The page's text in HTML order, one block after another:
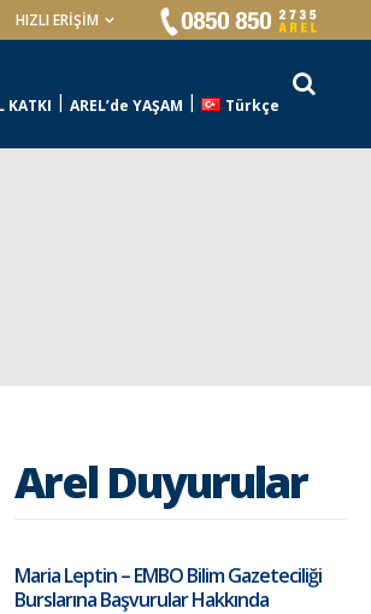
HIZLI ERİŞİM
KATKI AREL’de YAŞAM Türkçe
Arel Duyurular
Maria Leptin – EMBO Bilim Gazeteciliği
Burslarına Başvurular Hakkında